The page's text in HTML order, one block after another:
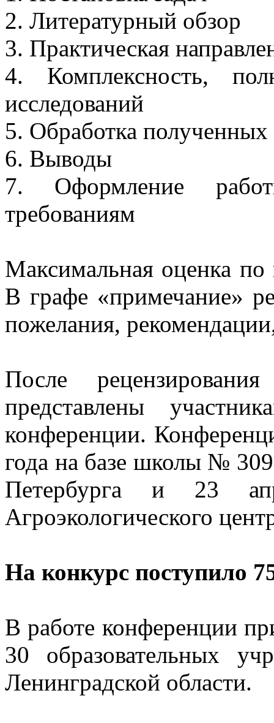
2. Литературный обзор
3. Практическая
4. Комплексность,
исследований
5. Обработка полученных
6. Выводы
7. Оформление
требованиям
Максимальная оценка
В графе «примечание»
пожелания,
После
представлены
конференции.
года на базе школы №
Петербурга и 23
Агроэкологического
На конкурс поступило
В работе конференции
30 образовательных
Ленинградской области.